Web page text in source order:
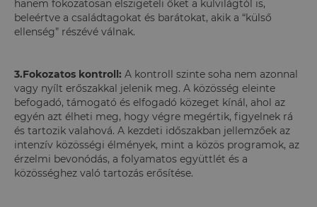
hanem fokozatosan elszigeteli őket a külvilágtól is,
beleértve a családtagokat és barátokat, akik a “külső
ellenség” részévé válnak.
3.Fokozatos kontroll: A kontroll szinte soha nem azonnal
vagy nyílt erőszakkal jelenik meg. A közösség eleinte
befogadó, támogató és elfogadó közeget kínál, ahol az
egyén azt élheti meg, hogy végre megértik, figyelnek rá
és tartozik valahová. A kezdeti időszakban jellemzőek az
intenzív közösségi élmények, mint a közös programok, az
érzelmi bevonódás, a folyamatos együttlét és a
közösséghez való tartozás erősítése.